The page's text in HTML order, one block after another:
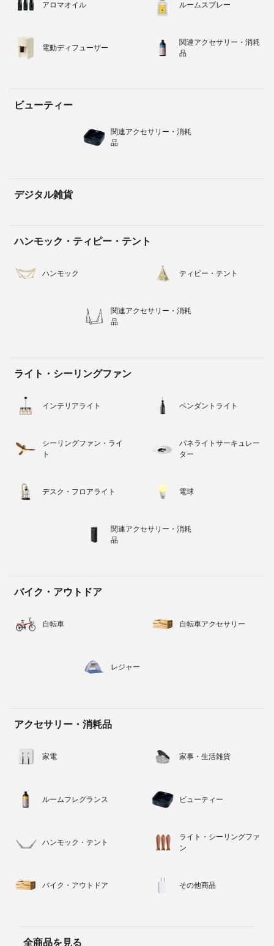
アロマオイル ルームスプレー
電動ディフューザー
関連アクセサリー・消耗
品
ビューティー
関連アクセサリー・消耗
品
デジタル雑貨
ハンモック・ティピー・テント
ハンモック ティピー・テント
関連アクセサリー・消耗
品
ライト・シーリングファン
インテリアライト ペンダントライト
シーリングファン・ライ
ト
パネライトサーキュレー
ター
デスク・フロアライト 電球
関連アクセサリー・消耗
品
バイク・アウトドア
自転車 自転車アクセサリー
レジャー
アクセサリー・消耗品
家電 家事・生活雑貨
ルームフレグランス ビューティー
ハンモック・テント
ライト・シーリングファ
ン
バイク・アウトドア その他商品
全商品を見る